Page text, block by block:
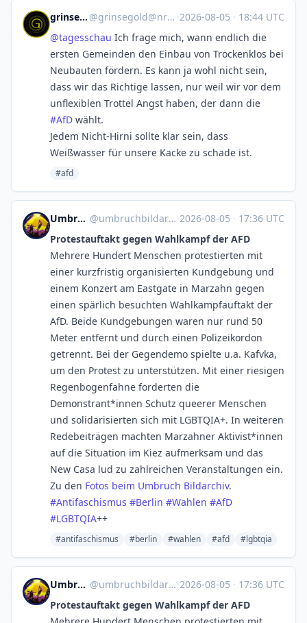
grinsegold @grinsegold@nrw.social ·2026-08-05 · 18:44 UTC
@tagesschau Ich frage mich, wann endlich die
ersten Gemeinden den Einbau von Trockenklos bei
Neubauten fördern. Es kann ja wohl nicht sein,
dass wir das Richtige lassen, nur weil wir vor dem
unflexiblen Trottel Angst haben, der dann die
#AfD wählt.
Jedem Nicht-Hirni sollte klar sein, dass
Weißwasser für unsere Kacke zu schade ist.
#afd
Umbruch Bildarchiv @umbruchbildarchiv@mastodon.trueten.de ·2026-08-05 · 17:36 UTC
Protestauftakt gegen Wahlkampf der AFD
Mehrere Hundert Menschen protestierten mit
einer kurzfristig organisierten Kundgebung und
einem Konzert am Eastgate in Marzahn gegen
einen spärlich besuchten Wahlkampfauftakt der
AfD. Beide Kundgebungen waren nur rund 50
Meter entfernt und durch einen Polizeikordon
getrennt. Bei der Gegendemo spielte u.a. Kafvka,
um den Protest zu unterstützen. Mit einer riesigen
Regenbogenfahne forderten die
Demonstrant*innen Schutz queerer Menschen
und solidarisierten sich mit LGBTQIA+. In weiteren
Redebeiträgen machten Marzahner Aktivist*innen
auf die Situation im Kiez aufmerksam und das
New Casa lud zu zahlreichen Veranstaltungen ein.
Zu den Fotos beim Umbruch Bildarchiv.
#Antifaschismus #Berlin #Wahlen #AfD
#LGBTQIA++
#antifaschismus #berlin #wahlen #afd #lgbtqia
Umbruch Bildarchiv @umbruchbildarchiv@mastodon.trueten.de ·2026-08-05 · 17:36 UTC
Protestauftakt gegen Wahlkampf der AFD